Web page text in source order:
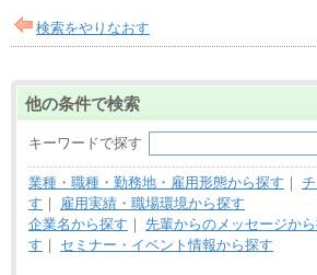
※実務経験に応じてご相談さ
記金額を超える可能性あり）
※交通費：月5万円まで
〔契約社員〕
札幌 ：時給1,100円～1,450
東京 ：時給1,226円～1,400
横浜 ：時給1,225円～
川口 ：時給1,150円～
大阪 ：時給1,177円～1,400円
佐世保：時給1,035円～
沖縄 ：時給1,025円～1,350
※給与は実務経験・職種・配
検索をやりなおす
他の条件で検索
キーワードで探す
業種・職種・勤務地・雇用形態から探す ｜
す ｜
雇用実績・職場環境から探す
企業名から探す ｜ 先輩からのメッセージか
す ｜ セミナー・イベント情報から探す